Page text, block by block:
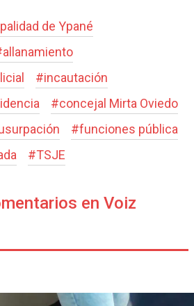
de Ypané
allanamiento
#incautación
#concejal Mirta Oviedo
#funciones pública
#TSJE
en Voiz